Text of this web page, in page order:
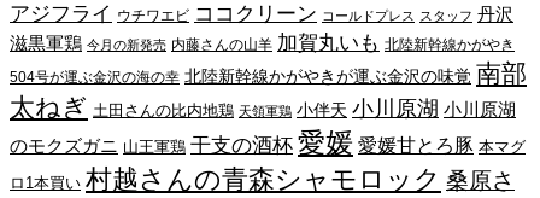
アジフライ ウチワエビ ココクリーン コールドプレス スタッフ 丹沢
滋黒軍鶏 今月の新発売 内藤さんの山羊 加賀丸いも 北陸新幹線かがやき
504号が運ぶ金沢の海の幸 北陸新幹線かがやきが運ぶ金沢の味覚 南部
太ねぎ 土田さんの比内地鶏 天領軍鶏 小伴天 小川原湖 小川原湖
のモクズガニ 山王軍鶏 干支の酒杯 愛媛 愛媛甘とろ豚 本マグ
ロ1本買い 村越さんの青森シャモロック 桑原さ